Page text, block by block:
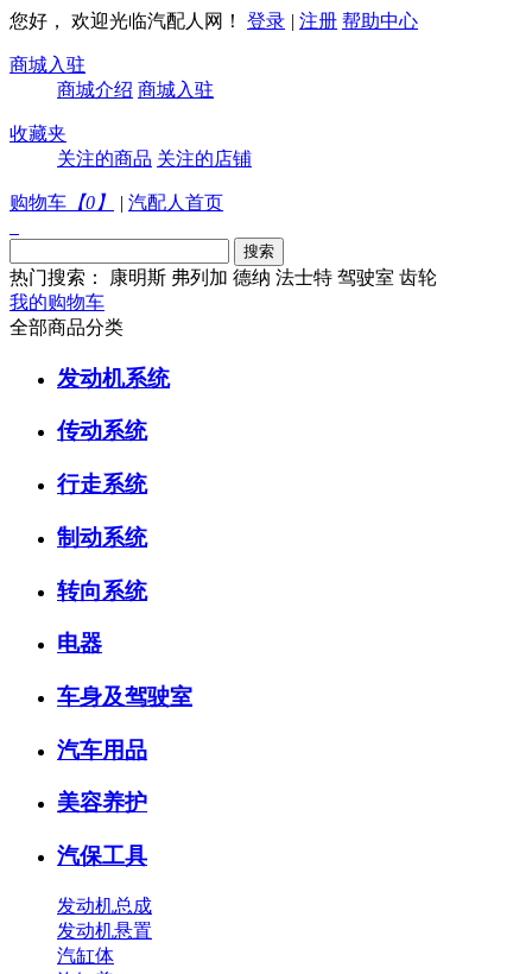
您好， 欢迎光临汽配人网！ 登录 | 注册 帮助中心
商城入驻
商城介绍 商城入驻
收藏夹
关注的商品 关注的店铺
购物车 【0 】 | 汽配人首页
热门搜索： 康明斯 弗列加 德纳 法士特 驾驶室 齿轮
我的购物车
全部商品分类
发动机系统
传动系统
行走系统
制动系统
转向系统
电器
车身及驾驶室
汽车用品
美容养护
汽保工具
发动机总成
发动机悬置
汽缸体